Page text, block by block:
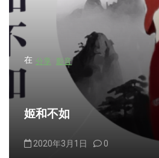
在 分享 影音
姬和不如
2020年3月1日 0